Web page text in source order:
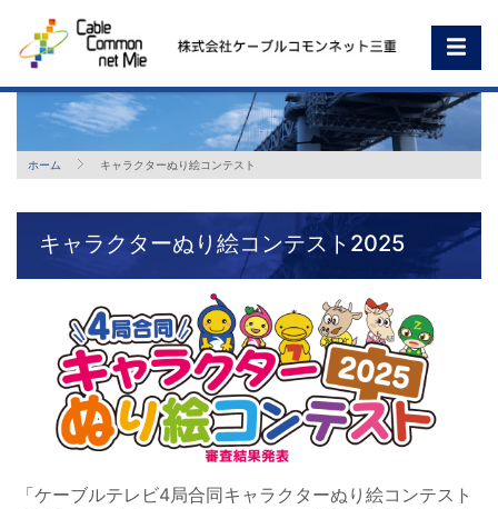
ホーム キャラクターぬり絵コンテスト
キャラクターぬり絵コンテスト2025
「ケーブルテレビ4局合同キャラクターぬり絵コンテスト